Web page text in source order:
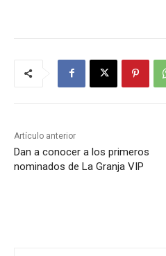
Artículo anterior
Dan a conocer a los primeros
nominados de La Granja VIP